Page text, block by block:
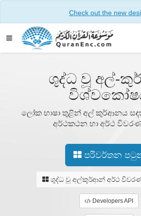
Check out the new
ශුද්ධ වූ අල්-
ලෝක භාෂා තුළින් අල් කුර්ආනය
අර්ථකථන හා අර්ථ
පරිවර්තන
ශුද්ධ වූ අල්කුර්ආන් අර්ථ විවරණයේ
Developers API